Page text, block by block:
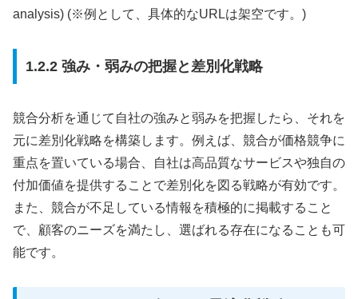
analysis) (※例として、具体的なURLは架空です。)
1.2.2 強み・弱みの把握と差別化戦略
競合分析を通じて自社の強みと弱みを把握したら、それを
元に差別化戦略を構築します。例えば、競合が価格競争に
重点を置いている場合、自社は高品質なサービスや独自の
付加価値を提供することで差別化を図る戦略が有効です。
また、競合が不足している情報を積極的に掲載すること
で、顧客のニーズを満たし、選ばれる存在になることも可
能です。